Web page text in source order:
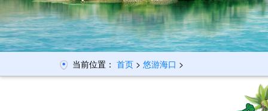
当前位置： 首页 > 悠游海口 >